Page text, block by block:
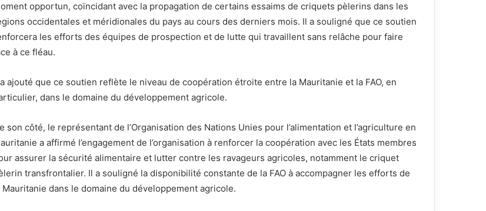
opportun, coïncidant avec la propagation de certains essaims de criquets pèlerins dans les
occidentales et méridionales du pays au cours des derniers mois. Il a souligné que ce soutien
les efforts des équipes de prospection et de lutte qui travaillent sans relâche pour faire
à ce fléau.
ajouté que ce soutien reflète le niveau de coopération étroite entre la Mauritanie et la FAO, en
dans le domaine du développement agricole.
son côté, le représentant de l’Organisation des Nations Unies pour l’alimentation et l’agriculture en
a affirmé l’engagement de l’organisation à renforcer la coopération avec les États membres
assurer la sécurité alimentaire et lutter contre les ravageurs agricoles, notamment le criquet
transfrontalier. Il a souligné la disponibilité constante de la FAO à accompagner les efforts de
Mauritanie dans le domaine du développement agricole.